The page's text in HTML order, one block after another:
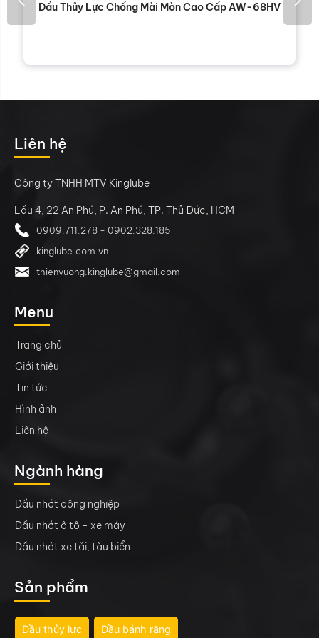
Dầu Thủy Lực Chống Mài Mòn Cao Cấp AW-68HV
Liên hệ
Công ty TNHH MTV Kinglube
Lầu 4, 22 An Phú, P. An Phú, TP. Thủ Đức, HCM
0909.711.278 - 0902.328.185
kinglube.com.vn
thienvuong.kinglube@gmail.com
Menu
Trang chủ
Giới thiệu
Tin tức
Hình ảnh
Liên hệ
Ngành hàng
Dầu nhớt công nghiệp
Dầu nhớt ô tô - xe máy
Dầu nhớt xe tải, tàu biển
Sản phẩm
Dầu thủy lực Dầu bánh răng